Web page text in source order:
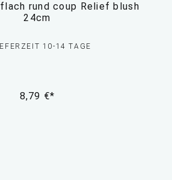
rund coup Relief blush
24cm
10-14 TAGE
8,79 €*